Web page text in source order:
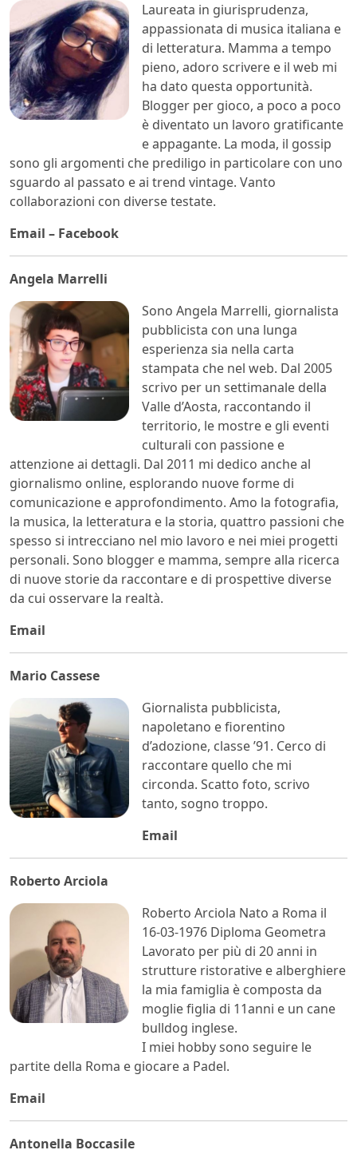
Laureata in giurisprudenza,
appassionata di musica italiana e
di letteratura. Mamma a tempo
pieno, adoro scrivere e il web mi
ha dato questa opportunità.
Blogger per gioco, a poco a poco
è diventato un lavoro gratificante
e appagante. La moda, il gossip
sono gli argomenti che prediligo in particolare con uno
sguardo al passato e ai trend vintage. Vanto
collaborazioni con diverse testate.
Email – Facebook
Angela Marrelli
Sono Angela Marrelli, giornalista
pubblicista con una lunga
esperienza sia nella carta
stampata che nel web. Dal 2005
scrivo per un settimanale della
Valle d’Aosta, raccontando il
territorio, le mostre e gli eventi
culturali con passione e
attenzione ai dettagli. Dal 2011 mi dedico anche al
giornalismo online, esplorando nuove forme di
comunicazione e approfondimento. Amo la fotografia,
la musica, la letteratura e la storia, quattro passioni che
spesso si intrecciano nel mio lavoro e nei miei progetti
personali. Sono blogger e mamma, sempre alla ricerca
di nuove storie da raccontare e di prospettive diverse
da cui osservare la realtà.
Email
Mario Cassese
Giornalista pubblicista,
napoletano e fiorentino
d’adozione, classe ’91. Cerco di
raccontare quello che mi
circonda. Scatto foto, scrivo
tanto, sogno troppo.
Email
Roberto Arciola
Roberto Arciola Nato a Roma il
16-03-1976 Diploma Geometra
Lavorato per più di 20 anni in
strutture ristorative e alberghiere
la mia famiglia è composta da
moglie figlia di 11anni e un cane
bulldog inglese.
I miei hobby sono seguire le
partite della Roma e giocare a Padel.
Email
Antonella Boccasile